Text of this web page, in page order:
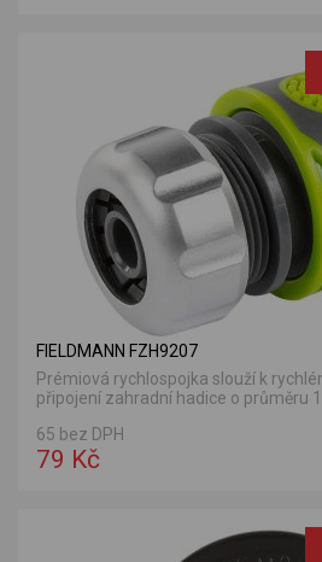
FIELDMANN FZH9207
Prémiová rychlospojka slouží k
připojení zahradní hadice o průměru
65 bez DPH
79 Kč